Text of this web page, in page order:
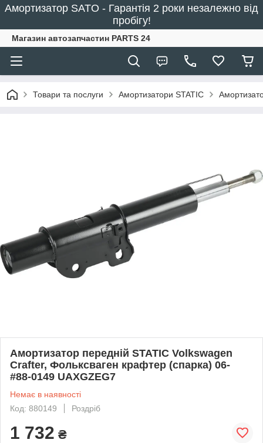
Амортизатор SATO - Гарантія 2 роки незалежно від
пробігу!
Магазин автозапчастин PARTS 24
Товари та послуги Амортизатори STATIC
Амортизатор передній STATIC Volkswagen
Crafter, Фольксваген крафтер (спарка) 06-
#88-0149 UAXGZEG7
Немає в наявності
Код: 880149
Роздріб
1 732 ₴